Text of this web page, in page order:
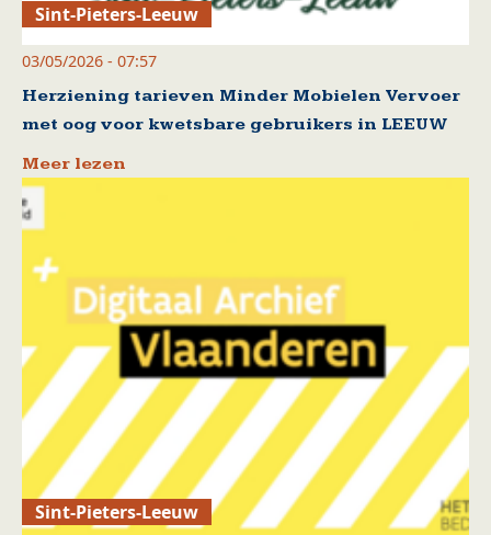
Sint-Pieters-Leeuw
03/05/2026 - 07:57
Herziening tarieven Minder Mobielen Vervoer
met oog voor kwetsbare gebruikers in LEEUW
Meer lezen
Sint-Pieters-Leeuw